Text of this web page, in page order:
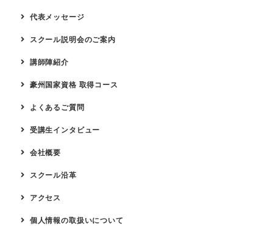
代表メッセージ
スクール説明会のご案内
講師陣紹介
豪州国家資格 取得コース
よくあるご質問
受講生インタビュー
会社概要
スクール沿革
アクセス
個人情報の取扱いについて